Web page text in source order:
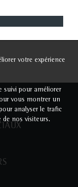
votre expérience
suivi pour améliorer
vous montrer un
analyser le trafic
de nos visiteurs.